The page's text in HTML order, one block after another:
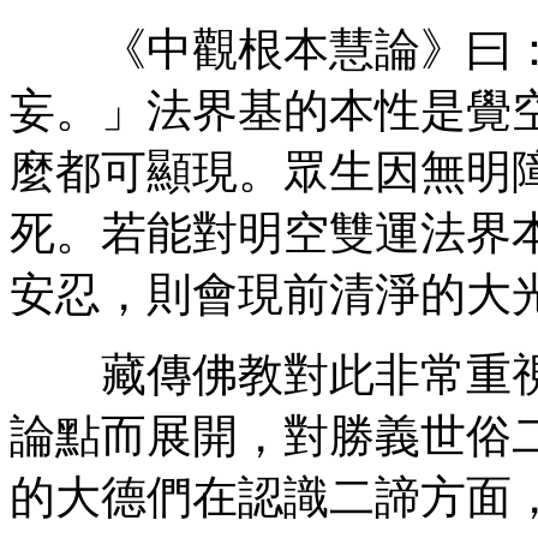
《中觀根本慧論》曰
妄。」法界基的本性是覺
麼都可顯現。眾生因無明
死。若能對明空雙運法界
安忍，則會現前清淨的大
藏傳佛教對此非常重
論點而展開，對勝義世俗
的大德們在認識二諦方面